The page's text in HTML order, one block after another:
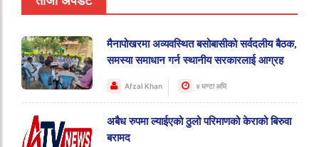
मैनापोखरमा अव्यवस्थित बसोबासीको सर्वदलीय बैठक,
समस्या समाधान गर्न स्थानीय सरकारलाई आग्रह
Afzal Khan ४ घण्टा अघि
अबैध रुपमा ल्याईएको ठुलो परिमाणको केराको बिरुवा
बरामद